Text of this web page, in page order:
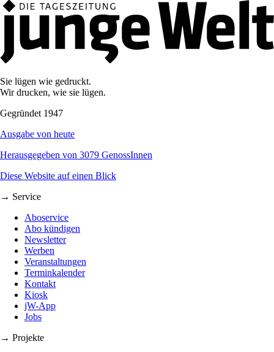
Sie lügen wie gedruckt.
Wir drucken, wie sie lügen.
Gegründet 1947
Ausgabe von heute
Herausgegeben von 3079 GenossInnen
Diese Website auf einen Blick
→ Service
Aboservice
Abo kündigen
Newsletter
Werben
Veranstaltungen
Terminkalender
Kontakt
Kiosk
jW-App
Jobs
→ Projekte